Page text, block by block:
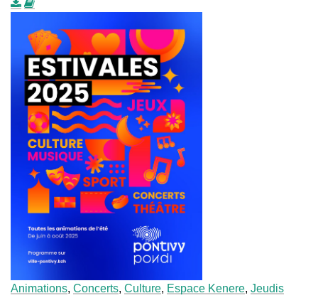
Animations, Concerts, Culture, Espace Kenere, Jeudis